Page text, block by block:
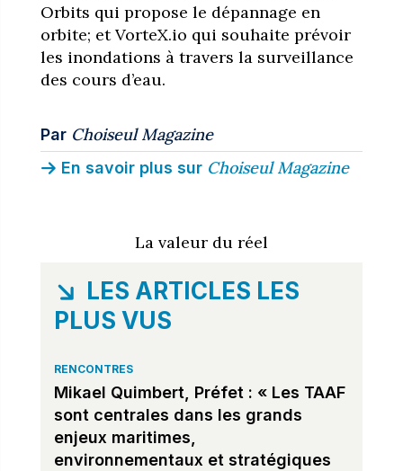
Orbits qui propose le dépannage en
orbite; et VorteX.io qui souhaite prévoir
les inondations à travers la surveillance
des cours d’eau.
Par Choiseul Magazine
En savoir plus sur Choiseul Magazine
La valeur du réel
LES ARTICLES LES
PLUS VUS
RENCONTRES
Mikael Quimbert, Préfet : « Les TAAF
sont centrales dans les grands
enjeux maritimes,
environnementaux et stratégiques